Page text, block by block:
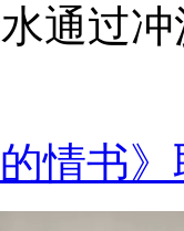
通过
情书